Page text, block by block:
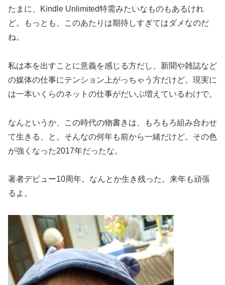
たまに、Kindle Unlimited特需みたいなものもあるけれ
ど。もっとも、このあたりは期待しすぎてはダメなのだ
ね。
私は本を出すことに意義を感じる方だし、新聞や雑誌など
の媒体の仕事にテンション上がっちゃう方だけど。現実に
は一本いくらのネットの仕事がだいぶ増えているわけで。
なんというか、この時代の物書きは、もろもろ組み合わせ
て生きる、と。そんなの何年も前から一緒だけど。その色
が強くなった2017年だったな。
著者デビュー10周年。なんとか生き残った。来年も頑張
るよ。